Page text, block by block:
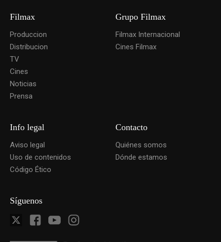
Filmax
Produccion
Distribucion
TV
Cines
Noticias
Prensa
Grupo Filmax
Filmax Internacional
Cines Filmax
Info legal
Aviso legal
Uso de contenidos
Código Ético
Contacto
Quiénes somos
Dónde estamos
Síguenos